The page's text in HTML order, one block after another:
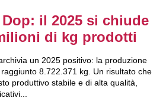
il 2025 si chiude
di kg prodotti
un 2025 positivo: la produzione
8.722.371 kg. Un risultato che
produttivo stabile e di alta qualità,